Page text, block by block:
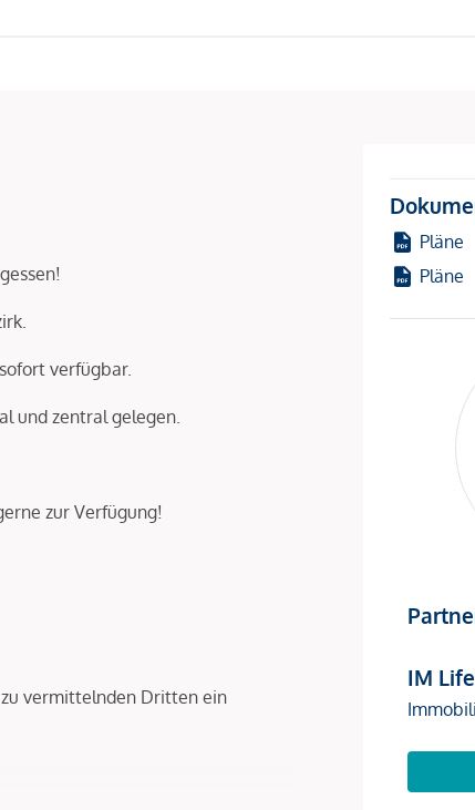
verfügbar.
und zentral gelegen.
zur Verfügung!
vermittelnden Dritten ein
Pläne
Pläne
IM